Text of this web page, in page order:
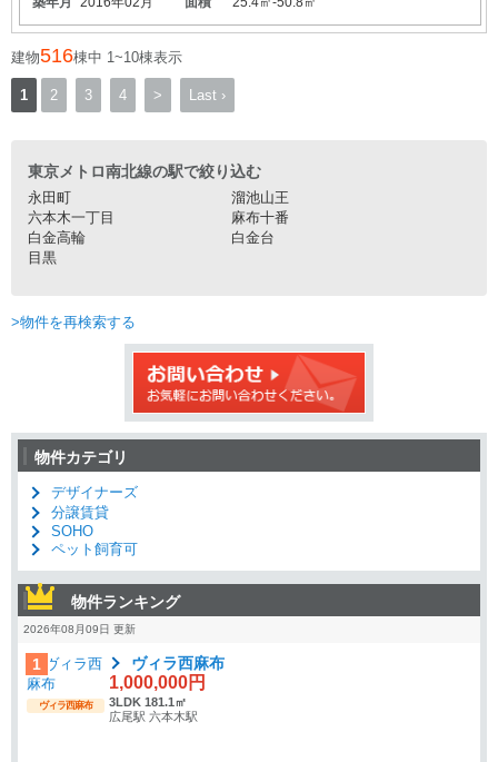
建物516棟中 1~10棟表示
1 2 3 4 > Last ›
東京メトロ南北線の駅で絞り込む
永田町
溜池山王
六本木一丁目
麻布十番
白金高輪
白金台
目黒
>物件を再検索する
物件カテゴリ
デザイナーズ
分譲賃貸
SOHO
ペット飼育可
物件ランキング
2026年08月09日 更新
1
ヴィラ西麻布
ヴィラ西麻布
1,000,000円
3LDK 181.1㎡
広尾駅 六本木駅